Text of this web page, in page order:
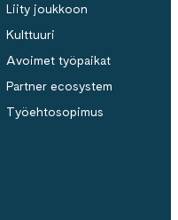
Liity joukkoon
Kulttuuri
Avoimet työpaikat
Partner ecosystem
Työehtosopimus